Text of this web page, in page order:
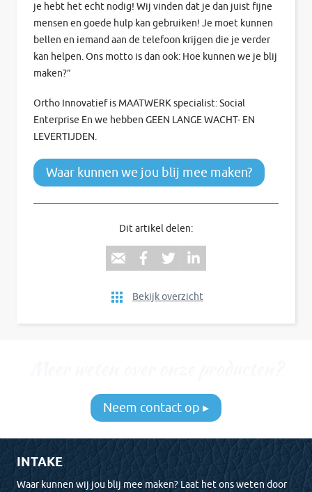
je hebt het echt nodig! Wij vinden dat je dan juist fijne
mensen en goede hulp kan gebruiken! Je moet kunnen
bellen en iemand aan de telefoon krijgen die je verder
kan helpen. Ons motto is dan ook: Hoe kunnen we je blij
maken?”
Ortho Innovatief is MAATWERK specialist: Social
Enterprise En we hebben GEEN LANGE WACHT- EN
LEVERTIJDEN.
Waar kunnen we jou blij mee maken?
Dit artikel delen:
Bekijk overzicht
Neem contact op ▸
INTAKE
Waar kunnen wij jou blij mee maken? Laat het ons weten door